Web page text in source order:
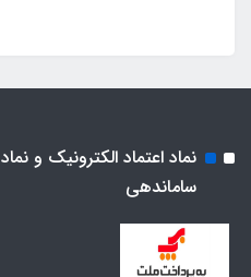
نماد اعتماد الکترونیک و نماد
ساماندهی